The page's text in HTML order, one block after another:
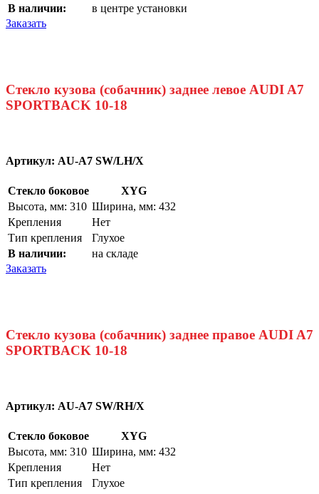
В наличии:
в центре установки
Заказать
Стекло кузова (собачник) заднее левое AUDI A7
SPORTBACK 10-18
Артикул: AU-A7 SW/LH/X
Стекло боковое
XYG
Высота, мм: 310 Ширина, мм: 432
Крепления
Нет
Тип крепления
Глухое
В наличии:
на складе
Заказать
Стекло кузова (собачник) заднее правое AUDI A7
SPORTBACK 10-18
Артикул: AU-A7 SW/RH/X
Стекло боковое
XYG
Высота, мм: 310 Ширина, мм: 432
Крепления
Нет
Тип крепления
Глухое